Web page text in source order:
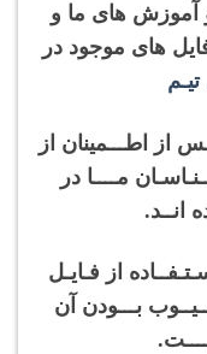
و آموزش های ما و
های موجود در
از اطـــمینان از
مــــا در
انــد.
از فـایـل
بـــودن آن